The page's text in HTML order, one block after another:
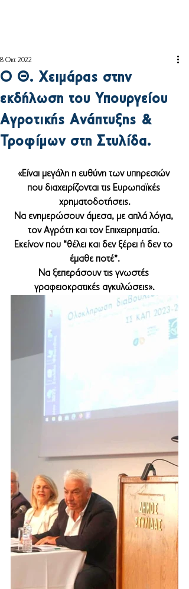
Ο Θ. Χειμάρας στην
εκδήλωση του Υπουργείου
Αγροτικής Ανάπτυξης &
Τροφίμων στη Στυλίδα.
8 Οκτ 2022
«Είναι μεγάλη η ευθύνη των υπηρεσιών
που διαχειρίζονται τις Ευρωπαϊκές
χρηματοδοτήσεις.
Να ενημερώσουν άμεσα, με απλά λόγια,
τον Αγρότη και τον Επιχειρηματία.
Εκείνον που “θέλει και δεν ξέρει ή δεν το
έμαθε ποτέ”.
Να ξεπεράσουν τις γνωστές
γραφειοκρατικές αγκυλώσεις».